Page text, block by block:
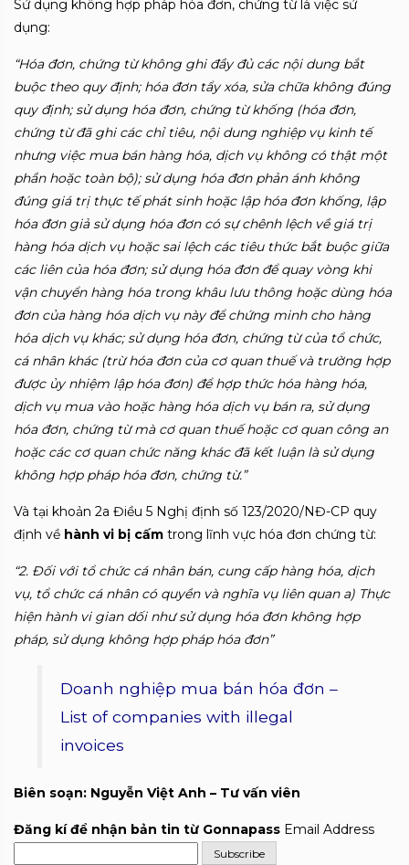
Sử dụng không hợp pháp hóa đơn, chứng từ là việc sử
dụng:
“Hóa đơn, chứng từ không ghi đầy đủ các nội dung bắt
buộc theo quy định; hóa đơn tẩy xóa, sửa chữa không đúng
quy định; sử dụng hóa đơn, chứng từ khống (hóa đơn,
chứng từ đã ghi các chỉ tiêu, nội dung nghiệp vụ kinh tế
nhưng việc mua bán hàng hóa, dịch vụ không có thật một
phần hoặc toàn bộ); sử dụng hóa đơn phản ánh không
đúng giá trị thực tế phát sinh hoặc lập hóa đơn khống, lập
hóa đơn giả sử dụng hóa đơn có sự chênh lệch về giá trị
hàng hóa dịch vụ hoặc sai lệch các tiêu thức bắt buộc giữa
các liên của hóa đơn; sử dụng hóa đơn để quay vòng khi
vận chuyển hàng hóa trong khâu lưu thông hoặc dùng hóa
đơn của hàng hóa dịch vụ này để chứng minh cho hàng
hóa dịch vụ khác; sử dụng hóa đơn, chứng từ của tổ chức,
cá nhân khác (trừ hóa đơn của cơ quan thuế và trường hợp
được ủy nhiệm lập hóa đơn) để hợp thức hóa hàng hóa,
dịch vụ mua vào hoặc hàng hóa dịch vụ bán ra, sử dụng
hóa đơn, chứng từ mà cơ quan thuế hoặc cơ quan công an
hoặc các cơ quan chức năng khác đã kết luận là sử dụng
không hợp pháp hóa đơn, chứng từ.”
Và tại khoản 2a Điều 5 Nghị định số 123/2020/NĐ-CP quy
định về hành vi bị cấm trong lĩnh vực hóa đơn chứng từ:
“2. Đối với tổ chức cá nhân bán, cung cấp hàng hóa, dịch
vụ, tổ chức cá nhân có quyền và nghĩa vụ liên quan a) Thực
hiện hành vi gian dối như sử dụng hóa đơn không hợp
pháp, sử dụng không hợp pháp hóa đơn”
Doanh nghiệp mua bán hóa đơn –
List of companies with illegal
invoices
Biên soạn: Nguyễn Việt Anh – Tư vấn viên
Đăng kí để nhận bản tin từ Gonnapass Email Address